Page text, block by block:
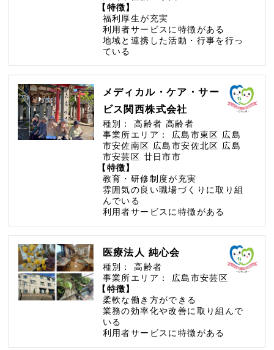
【特徴】
福利厚生が充実
利用者サービスに特徴がある
地域と連携した活動・行事を行っ
ている
メディカル・ケア・サー
ビス関西株式会社
種別： 高齢者 高齢者
事業所エリア：
広島市東区 広島
市安佐南区 広島市安佐北区 広島
市安芸区 廿日市市
【特徴】
教育・研修制度が充実
雰囲気の良い職場づくりに取り組
んでいる
利用者サービスに特徴がある
医療法人 純心会
種別：
高齢者
事業所エリア：
広島市安芸区
【特徴】
柔軟な働き方ができる
業務の効率化や改善に取り組んで
いる
利用者サービスに特徴がある